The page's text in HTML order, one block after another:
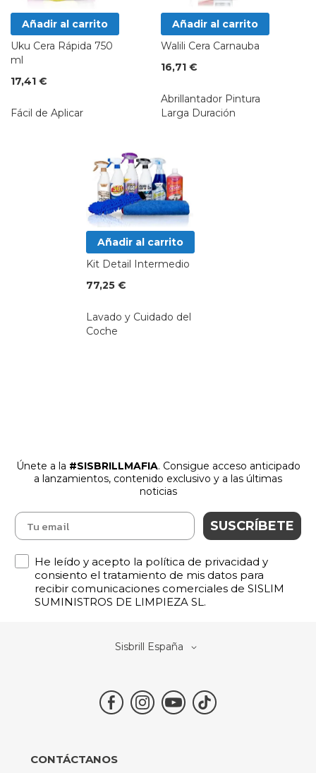
Añadir al carrito
Uku Cera Rápida 750
ml
17,41 €
Fácil de Aplicar
Añadir al carrito
Walili Cera Carnauba
16,71 €
Abrillantador Pintura
Larga Duración
Añadir al carrito
Kit Detail Intermedio
77,25 €
Lavado y Cuidado del
Coche
Únete a la #SISBRILLMAFIA. Consigue acceso anticipado
a lanzamientos, contenido exclusivo y a las últimas
noticias
SUSCRÍBETE
Política de Privacidad
He leído y acepto la política de privacidad y
consiento el tratamiento de mis datos para
recibir comunicaciones comerciales de SISLIM
SUMINISTROS DE LIMPIEZA SL.
Select
Sisbrill España
CONTÁCTANOS